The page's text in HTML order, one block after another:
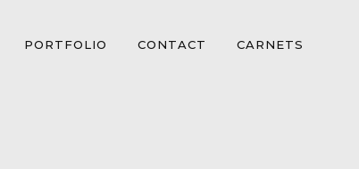
PORTFOLIO CONTACT CARNETS